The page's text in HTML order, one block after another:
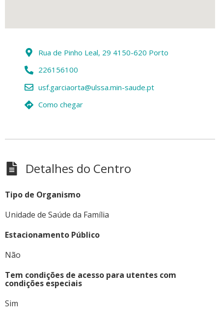
Rua de Pinho Leal, 29 4150-620 Porto
226156100
usf.garciaorta@ulssa.min-saude.pt
Como chegar
Detalhes do Centro
Tipo de Organismo
Unidade de Saúde da Família
Estacionamento Público
Não
Tem condições de acesso para utentes com
condições especiais
Sim